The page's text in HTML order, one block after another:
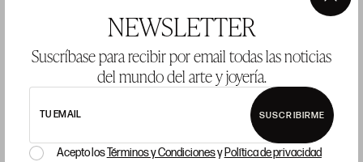
NEWSLETTER
Suscríbase para recibir por email todas las noticias
del mundo del arte y joyería.
TU EMAIL SUSCRIBIRME
Acepto losTérminos y Condicionesy Política de privacidad
×